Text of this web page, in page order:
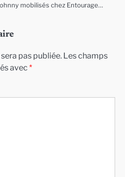
mobilisés chez Entourage…
pas publiée. Les champs
avec *